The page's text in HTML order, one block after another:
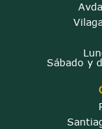
Sábado y